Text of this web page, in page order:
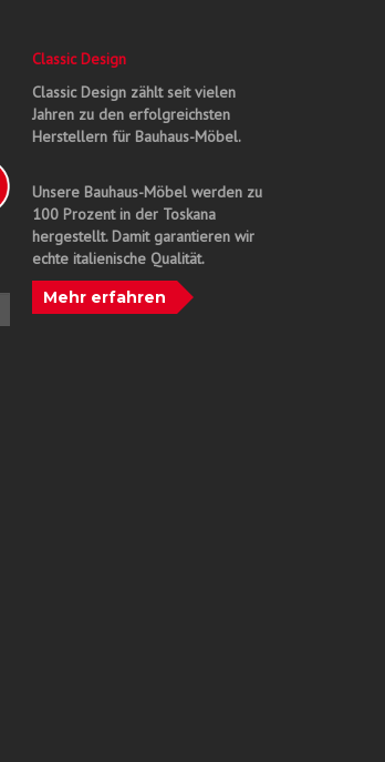
Classic Design
Classic Design zählt seit vielen
Jahren zu den erfolgreichsten
Herstellern für Bauhaus-Möbel.
Unsere Bauhaus-Möbel werden zu
100 Prozent in der Toskana
hergestellt. Damit garantieren wir
echte italienische Qualität.
Mehr erfahren